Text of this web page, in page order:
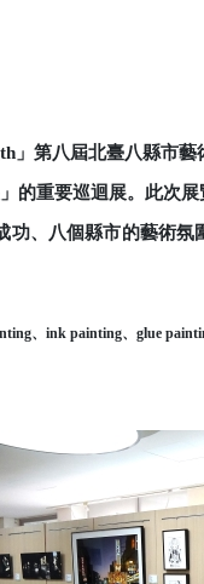
」第八屆北臺八縣市藝
的重要巡迴展。此次
功、八個縣市的藝術
、 ink painting、 glue